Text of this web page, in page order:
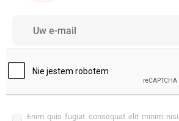
Enim quis fugiat consequat elit minim